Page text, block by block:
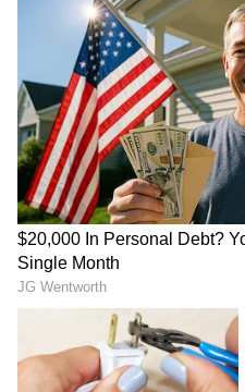
Image Credit :Asianet News
ಕುಂಭ ರಾಶಿ
ಕುಂಭ ರಾಶಿಯವರಿಗೆ
ಆಲೋಚನೆಗಳು ಇರುತ್ತವೆ.
ಪ್ರತಿಭೆಯನ್ನು ಮೊದಲಿಗೆ
ಹೇಳಲಾಗುತ್ತದೆ.
ನಿರಾಶೆಗಳನ್ನು
30 ವರ್ಷಗಳ ನಂತರ,
ಆಲೋಚನೆಗಳು ಮತ್ತು ಪ್ರತಿಭೆ